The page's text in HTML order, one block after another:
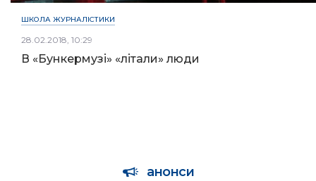
ШКОЛА ЖУРНАЛІСТИКИ
28.02.2018, 10:29
В «Бункермузі» «літали» люди
анонси